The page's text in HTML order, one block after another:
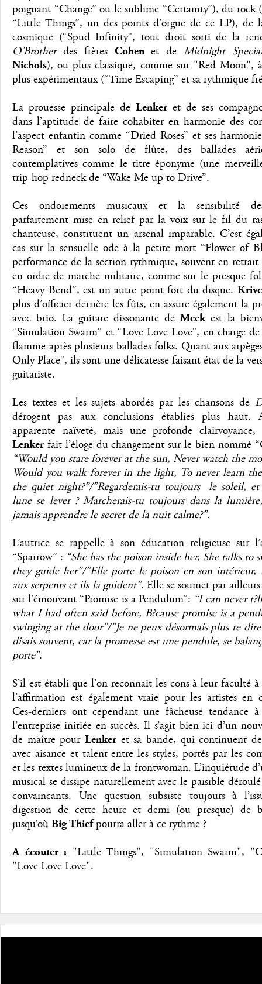
poignant “Change” ou le sublime “Certainty”), du rock
“Little Things”, un des points d’orgue de ce LP), de
cosmique (“Spud Infinity”, tout droit sorti de la
O’Brotherdes frères Cohenet deMidnight
Nichols), ou plus classique, comme sur "Red Moon",
plus expérimentaux (“Time Escaping” et sa rythmique
La prouesse principale de Lenkeret de ses
dans l’aptitude de faire cohabiter en harmonie des
l’aspect enfantin comme “Dried Roses” et ses
Reason” et son solo de flûte, des ballades
contemplatives comme le titre éponyme (une
trip-hop redneck de “Wake Me up to Drive”.
Ces ondoiements musicaux et la sensibilité
parfaitement mise en relief par la voix sur le fil du
chanteuse, constituent un arsenal imparable. C’est
cas sur la sensuelle ode à la petite mort “Flower of
performance de la section rythmique, souvent en
en ordre de marche militaire, comme sur le presque
“Heavy Bend”, est un autre point fort du disque.
plus d’officier derrière les fûts, en assure également la
avec brio. La guitare dissonante de Meekest la
“Simulation Swarm” et “Love Love Love”, en charge
flamme après plusieurs ballades folks. Quant aux
Only Place”, ils sont une délicatesse faisant état de la
guitariste.
Les textes et les sujets abordés par les chansons de
dérogent pas aux conclusions établies plus haut.
apparente naïveté, mais une profonde clairvoyance,
Lenker fait l’éloge du changement sur le bien nommé
“Would you stare forever at the sun, Never watch the
Would you walk forever in the light, To never learn
the quiet night?”/”Regarderais-tu toujours le soleil,
lune se lever ? Marcherais-tu toujours dans la
jamais apprendre le secret de la nuit calme?”.
L’autrice se rappelle à son éducation religieuse sur
“Sparrow” : “She has the poison inside her, She talks to
they guide her”/”Elle porte le poison en son intérieur,
aux serpents et ils la guident”. Elle se soumet par
sur l’émouvant “Promise is a Pendulum”: “I can never
what I had often said before, B?cause promise is a
swinging at the door”/”Je ne peux désormais plus te
disais souvent, car la promesse est une pendule, se
porte”.
S’il est établi que l’on reconnait les cons à leur faculté
l’affirmation est également vraie pour les artistes en
Ces-derniers ont cependant une fâcheuse tendance
l’entreprise initiée en succès. Il s’agit bien ici d’un
de maître pour Lenkeret sa bande, qui continuent
avec aisance et talent entre les styles, portés par les
et les textes lumineux de la frontwoman. L’inquiétude
musical se dissipe naturellement avec le paisible
convaincants. Une question subsiste toujours à
digestion de cette heure et demi (ou presque) de
jusqu’où Big Thiefpourra aller à ce rythme ?
A écouter : "Little Things", "Simulation Swarm",
"Love Love Love".